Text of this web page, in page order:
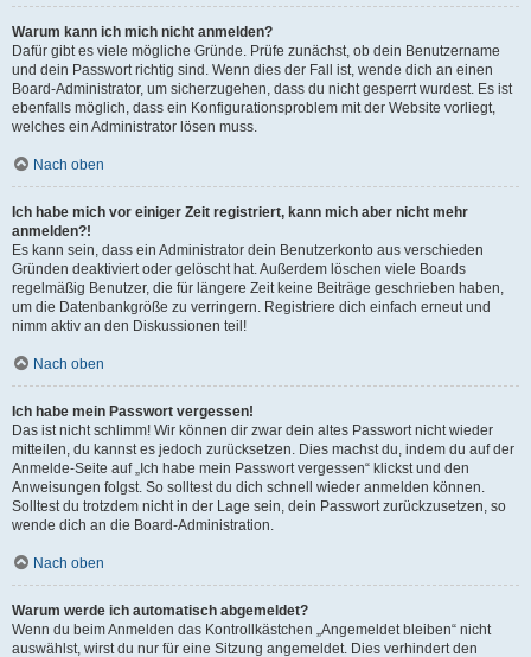
Warum kann ich mich nicht anmelden?
Dafür gibt es viele mögliche Gründe. Prüfe zunächst, ob dein Benutzername
und dein Passwort richtig sind. Wenn dies der Fall ist, wende dich an einen
Board-Administrator, um sicherzugehen, dass du nicht gesperrt wurdest. Es ist
ebenfalls möglich, dass ein Konfigurationsproblem mit der Website vorliegt,
welches ein Administrator lösen muss.
Nach oben
Ich habe mich vor einiger Zeit registriert, kann mich aber nicht mehr
anmelden?!
Es kann sein, dass ein Administrator dein Benutzerkonto aus verschieden
Gründen deaktiviert oder gelöscht hat. Außerdem löschen viele Boards
regelmäßig Benutzer, die für längere Zeit keine Beiträge geschrieben haben,
um die Datenbankgröße zu verringern. Registriere dich einfach erneut und
nimm aktiv an den Diskussionen teil!
Nach oben
Ich habe mein Passwort vergessen!
Das ist nicht schlimm! Wir können dir zwar dein altes Passwort nicht wieder
mitteilen, du kannst es jedoch zurücksetzen. Dies machst du, indem du auf der
Anmelde-Seite auf „Ich habe mein Passwort vergessen“ klickst und den
Anweisungen folgst. So solltest du dich schnell wieder anmelden können.
Solltest du trotzdem nicht in der Lage sein, dein Passwort zurückzusetzen, so
wende dich an die Board-Administration.
Nach oben
Warum werde ich automatisch abgemeldet?
Wenn du beim Anmelden das Kontrollkästchen „Angemeldet bleiben“ nicht
auswählst, wirst du nur für eine Sitzung angemeldet. Dies verhindert den